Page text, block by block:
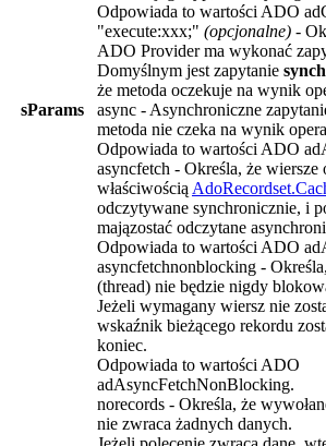
sParams
Odpowiada to wartości ADO
"execute:xxx;" (opcjonalne) -
ADO Providerma wykonać
Domyślnym jest zapytanie
że metoda oczekuje na wynik
async - Asynchroniczne
metoda nie czeka na wynik
Odpowiada to wartości ADO
asyncfetch - Określa, że wiersze
właściwością
odczytywane synchronicznie, i
majązostać odczytane
Odpowiada to wartości ADO
asyncfetchnonblocking -
(thread) nie będzie nigdy
Jeżeli wymagany wiersz nie
wskaźnik bieżącego rekordu
koniec.
Odpowiada to wartości ADO
adAsyncFetchNonBlocking.
norecords - Określa, że
nie zwraca żadnych danych.